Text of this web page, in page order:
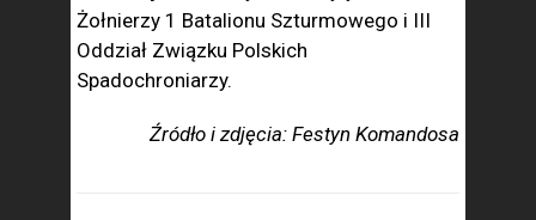
Żołnierzy 1 Batalionu Szturmowego i III
Oddział Związku Polskich
Spadochroniarzy.
Źródło i zdjęcia: Festyn Komandosa